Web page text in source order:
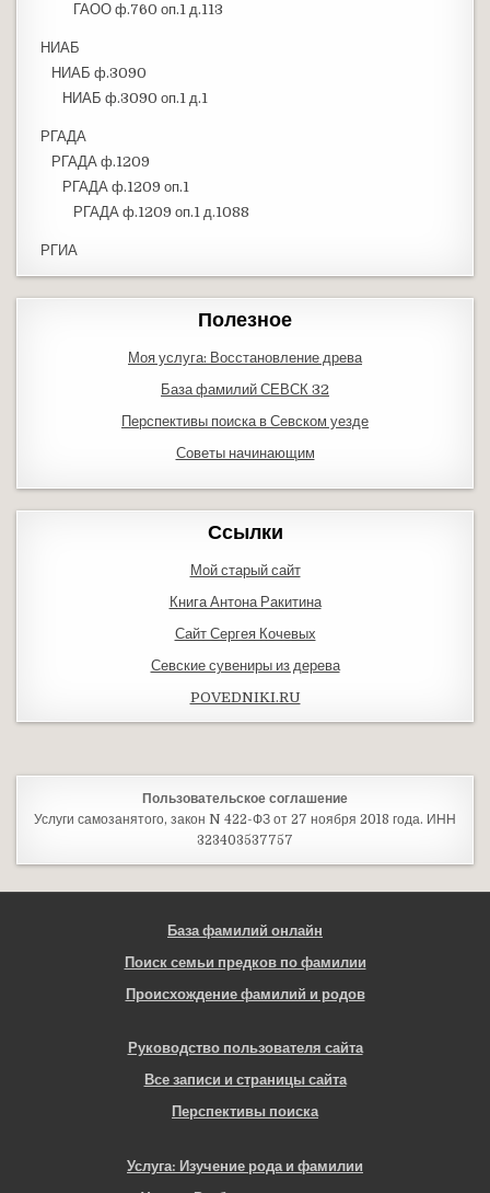
ГАОО ф.760 оп.1 д.113
НИАБ
НИАБ ф.3090
НИАБ ф.3090 оп.1 д.1
РГАДА
РГАДА ф.1209
РГАДА ф.1209 оп.1
РГАДА ф.1209 оп.1 д.1088
РГИА
Полезное
Моя услуга: Восстановление древа
База фамилий СЕВСК 32
Перспективы поиска в Севском уезде
Советы начинающим
Ссылки
Мой старый сайт
Книга Антона Ракитина
Сайт Сергея Кочевых
Севские сувениры из дерева
POVEDNIKI.RU
Пользовательское соглашение
Услуги самозанятого, закон N 422-ФЗ от 27 ноября 2018 года. ИНН
323403537757
База фамилий онлайн
Поиск семьи предков по фамилии
Происхождение фамилий и родов
Руководство пользователя сайта
Все записи и страницы сайта
Перспективы поиска
Услуга: Изучение рода и фамилии